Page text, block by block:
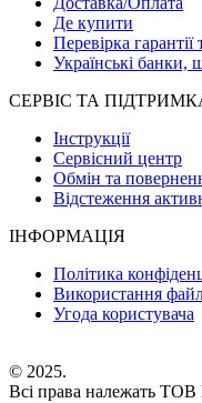
Де купити
Перевірка
Українські банки,
СЕРВІС ТА
Інструкції
Сервісний центр
Обмін та
Відстеження
ІНФОРМАЦІЯ
Політика
Використання
Угода користувача
© 2025.
Всі права належать